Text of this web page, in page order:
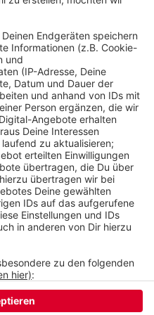
entsteht eine Rasen-
als Schattenspender
an der Uellendahler
für Bienen und
16:10